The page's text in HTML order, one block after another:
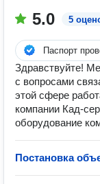
5.0 5
Паспорт
Здравствуйте!
с вопросами
этой сфере
компании Кад-
оборудование
Постановка